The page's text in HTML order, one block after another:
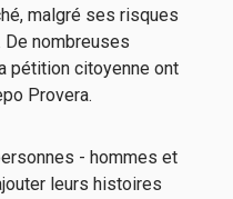
malgré ses risques
nombreuses
pétition citoyenne ont
Provera.
- hommes et
leurs histoires